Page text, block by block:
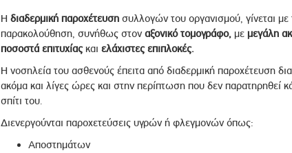
Η διαδερμική παροχέτευσησυλλογών του οργανισμού, γίνεται με
παρακολούθηση, συνήθως στον αξονικό τομογράφο,με μεγάλη
ποσοστά επιτυχίας και ελάχιστες επιπλοκές.
Η νοσηλεία του ασθενούς έπειτα από διαδερμική παροχέτευση
ακόμα και λίγες ώρες και στην περίπτωση που δεν παρατηρηθεί
σπίτι του.
Διενεργούνται παροχετεύσεις υγρών ή φλεγμονών όπως:
Αποστημάτων